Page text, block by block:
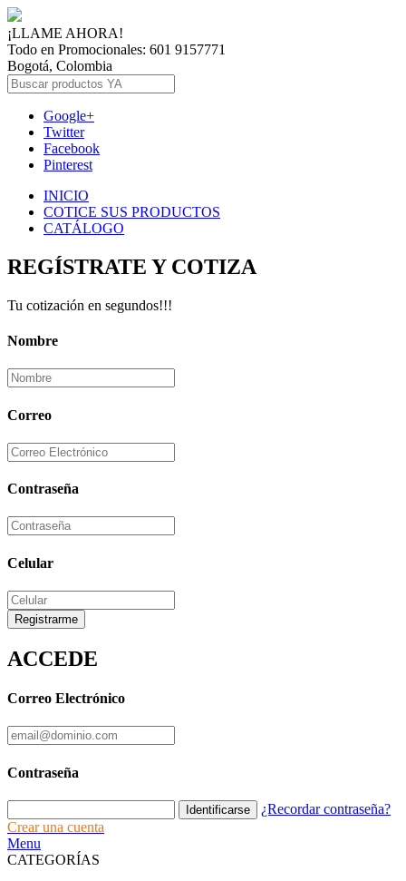
¡LLAME AHORA!
Todo en Promocionales: 601 9157771
Bogotá, Colombia
Google+
Twitter
Facebook
Pinterest
INICIO
COTICE SUS PRODUCTOS
CATÁLOGO
REGÍSTRATE Y COTIZA
Tu cotización en segundos!!!
Nombre
Correo
Contraseña
Celular
Registrarme
ACCEDE
Correo Electrónico
Contraseña
¿Recordar contraseña?
Crear una cuenta
Menu
CATEGORÍAS